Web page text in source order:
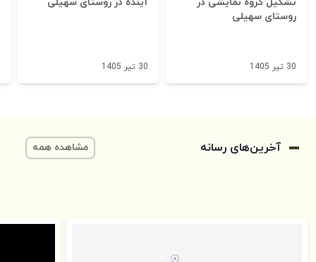
روستای سهیلی
30 تیر 1405 30 تیر 1405
آخرین‌های رسانه مشاهده همه